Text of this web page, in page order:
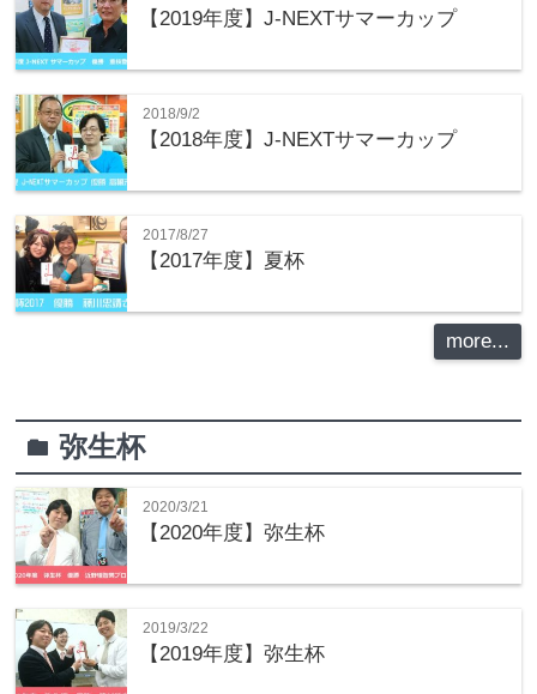
【2019年度】J-NEXTサマーカップ
2018/9/2
【2018年度】J-NEXTサマーカップ
2017/8/27
【2017年度】夏杯
more...
folder 弥生杯
2020/3/21
【2020年度】弥生杯
2019/3/22
【2019年度】弥生杯